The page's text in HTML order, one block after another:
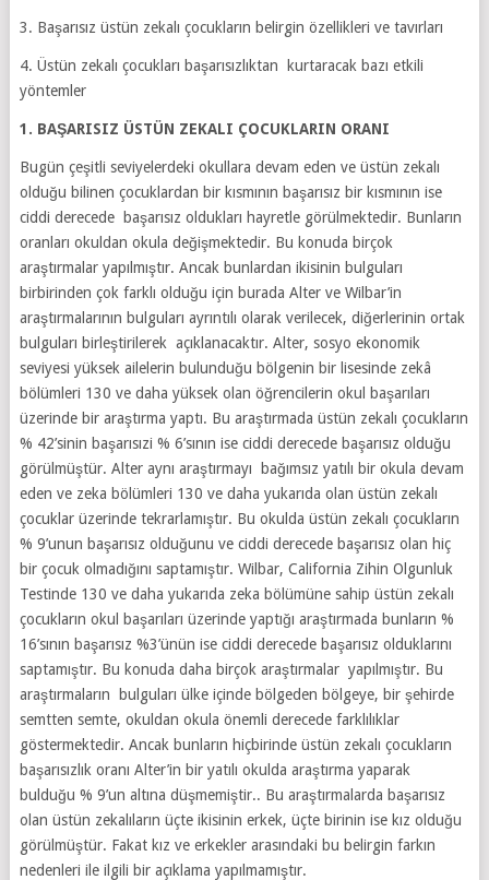
3. Başarısız üstün zekalı çocukların belirgin özellikleri ve tavırları
4. Üstün zekalı çocukları başarısızlıktan kurtaracak bazı etkili
yöntemler
1. BAŞARISIZ ÜSTÜN ZEKALI ÇOCUKLARIN ORANI
Bugün çeşitli seviyelerdeki okullara devam eden ve üstün zekalı
olduğu bilinen çocuklardan bir kısmının başarısız bir kısmının ise
ciddi derecede başarısız oldukları hayretle görülmektedir. Bunların
oranları okuldan okula değişmektedir. Bu konuda birçok
araştırmalar yapılmıştır. Ancak bunlardan ikisinin bulguları
birbirinden çok farklı olduğu için burada Alter ve Wilbar’in
araştırmalarının bulguları ayrıntılı olarak verilecek, diğerlerinin ortak
bulguları birleştirilerek açıklanacaktır. Alter, sosyo ekonomik
seviyesi yüksek ailelerin bulunduğu bölgenin bir lisesinde zekâ
bölümleri 130 ve daha yüksek olan öğrencilerin okul başarıları
üzerinde bir araştırma yaptı. Bu araştırmada üstün zekalı çocukların
% 42’sinin başarısızi % 6’sının ise ciddi derecede başarısız olduğu
görülmüştür. Alter aynı araştırmayı bağımsız yatılı bir okula devam
eden ve zeka bölümleri 130 ve daha yukarıda olan üstün zekalı
çocuklar üzerinde tekrarlamıştır. Bu okulda üstün zekalı çocukların
% 9’unun başarısız olduğunu ve ciddi derecede başarısız olan hiç
bir çocuk olmadığını saptamıştır. Wilbar, California Zihin Olgunluk
Testinde 130 ve daha yukarıda zeka bölümüne sahip üstün zekalı
çocukların okul başarıları üzerinde yaptığı araştırmada bunların %
16’sının başarısız %3’ünün ise ciddi derecede başarısız olduklarını
saptamıştır. Bu konuda daha birçok araştırmalar yapılmıştır. Bu
araştırmaların bulguları ülke içinde bölgeden bölgeye, bir şehirde
semtten semte, okuldan okula önemli derecede farklılıklar
göstermektedir. Ancak bunların hiçbirinde üstün zekalı çocukların
başarısızlık oranı Alter’in bir yatılı okulda araştırma yaparak
bulduğu % 9’un altına düşmemiştir.. Bu araştırmalarda başarısız
olan üstün zekalıların üçte ikisinin erkek, üçte birinin ise kız olduğu
görülmüştür. Fakat kız ve erkekler arasındaki bu belirgin farkın
nedenleri ile ilgili bir açıklama yapılmamıştır.